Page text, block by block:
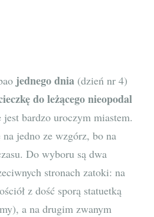
jednego dnia (dzień nr 4)
do leżącego nieopodal
jest bardzo uroczym miastem.
jedno ze wzgórz, bo na
Do wyboru są dwa
stronach zatoki: na
z dość sporą statuetką
a na drugim zwanym